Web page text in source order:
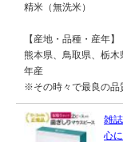
精米（無洗米）
【産地・品種・産年】
熊本県、鳥取県、栃
年産
※その時々で最良の品
雑
心